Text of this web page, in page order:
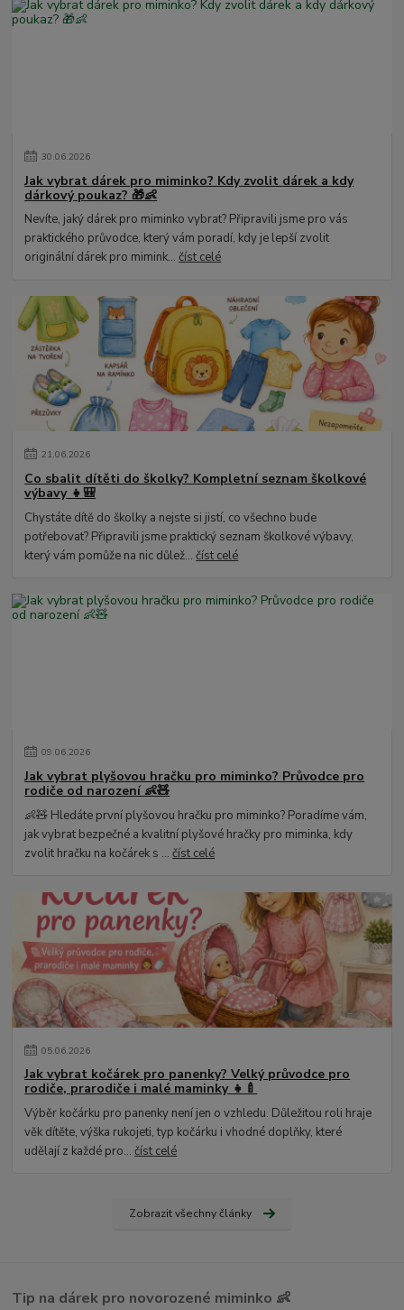
30.06.2026
Jak vybrat dárek pro miminko? Kdy zvolit dárek a kdy
dárkový poukaz? 🎁👶
Nevíte, jaký dárek pro miminko vybrat? Připravili jsme pro vás
praktického průvodce, který vám poradí, kdy je lepší zvolit
originální dárek pro mimink...číst celé
21.06.2026
Co sbalit dítěti do školky? Kompletní seznam školkové
výbavy 👧🎒
Chystáte dítě do školky a nejste si jistí, co všechno bude
potřebovat? Připravili jsme praktický seznam školkové výbavy,
který vám pomůže na nic důlež...číst celé
09.06.2026
Jak vybrat plyšovou hračku pro miminko? Průvodce pro
rodiče od narození 👶🧸
👶🧸 Hledáte první plyšovou hračku pro miminko? Poradíme vám,
jak vybrat bezpečné a kvalitní plyšové hračky pro miminka, kdy
zvolit hračku na kočárek s ...číst celé
05.06.2026
Jak vybrat kočárek pro panenky? Velký průvodce pro
rodiče, prarodiče i malé maminky 👧🍼
Výběr kočárku pro panenky není jen o vzhledu. Důležitou roli hraje
věk dítěte, výška rukojeti, typ kočárku i vhodné doplňky, které
udělají z každé pro...číst celé
Zobrazit všechny články
Tip na dárek pro novorozené miminko 👶